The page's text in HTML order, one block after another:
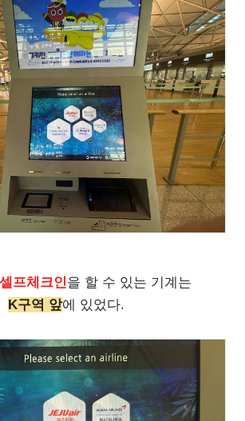
프체크인을 할 수 있는 기계는
K구역 앞에 있었다.